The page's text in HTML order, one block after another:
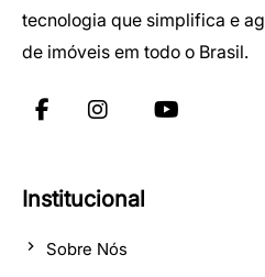
tecnologia que simplifica e
de imóveis em todo o Brasil.
Institucional
Sobre Nós